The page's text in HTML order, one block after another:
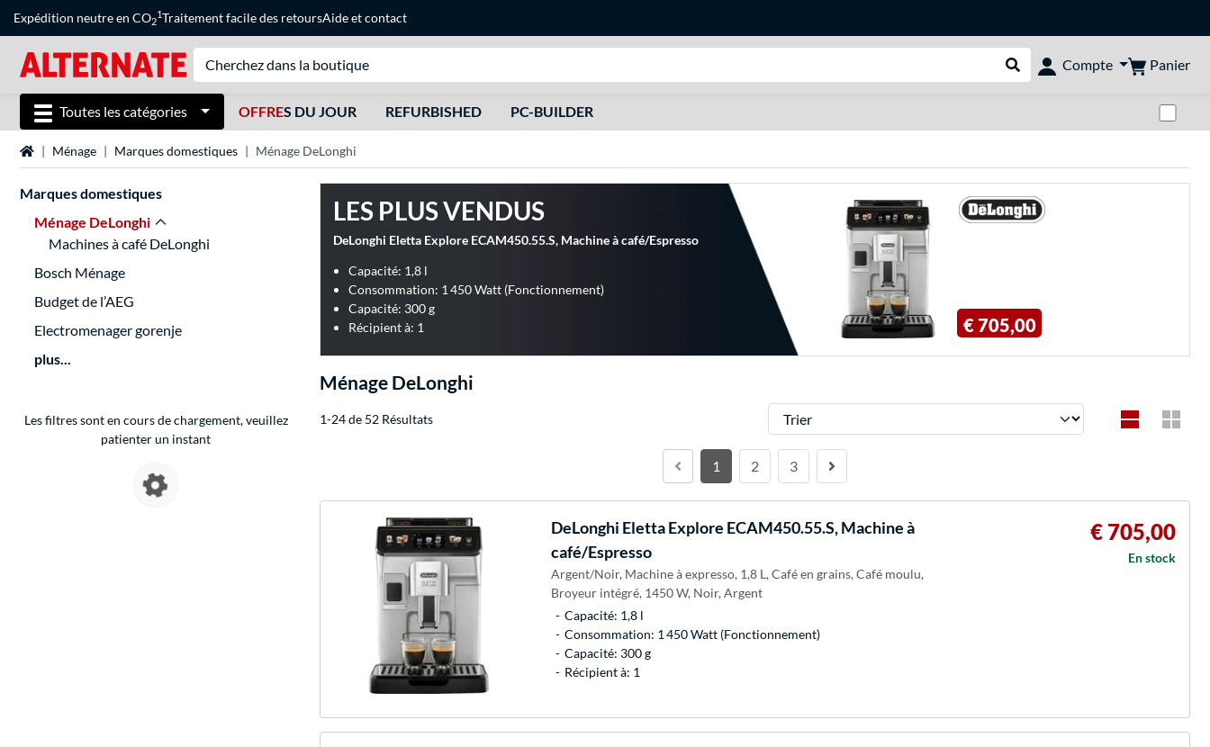
Expédition neutre en CO2
1Traitement facile des retoursAideetcontact
Rechercher dans le shop
Compte Panier
Toutes les catégories OFFRES DU JOUR REFURBISHED PC-BUILDER
Page d'accueil
Ménage Marques domestiques Ménage DeLonghi
Marques domestiques
Ménage DeLonghi
Machines à café DeLonghi
Bosch Ménage
Budget de l’AEG
Electromenager gorenje
plus...
Les filtres sont en cours de chargement, veuillez
patienter un instant
LES PLUS VENDUS
DeLonghi Eletta Explore ECAM450.55.S, Machine à café/Espresso
Capacité: 1,8 l
Consommation: 1 450 Watt (Fonctionnement)
Capacité: 300 g
Récipient à: 1
€ 705,00
Ménage DeLonghi
1-24 de 52 Résultats Trier
1 2 3
DeLonghi Eletta Explore ECAM450.55.S, Machine à
café/Espresso
Argent/Noir, Machine à expresso, 1,8 L, Café en grains, Café moulu,
Broyeur intégré, 1450 W, Noir, Argent
Capacité: 1,8 l
Consommation: 1 450 Watt (Fonctionnement)
Capacité: 300 g
Récipient à: 1
€ 705,00
En stock